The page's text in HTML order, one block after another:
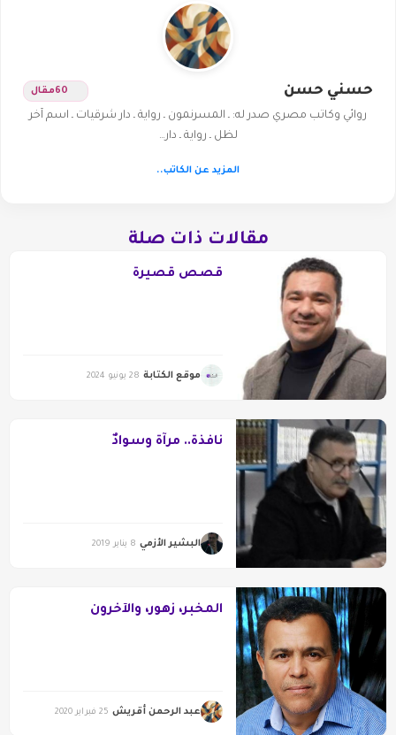
حسني حسن 60مقال
روائي وكاتب مصري صدر له: ـ المسرنمون ـ رواية ـ دار شرقيات ـ اسم آخر
لظل ـ رواية ـ دار…
المزيد عن الكاتب..
مقالات ذات صلة
قصص قصيرة
موقع الكتابة 28 يونيو 2024
نافذةٌ.. مرآةٌ وسوادٌ
البشير الأزمي 8 يناير 2019
المخبر، زهور، والآخرون
عبد الرحمن أقريش 25 فبراير 2020